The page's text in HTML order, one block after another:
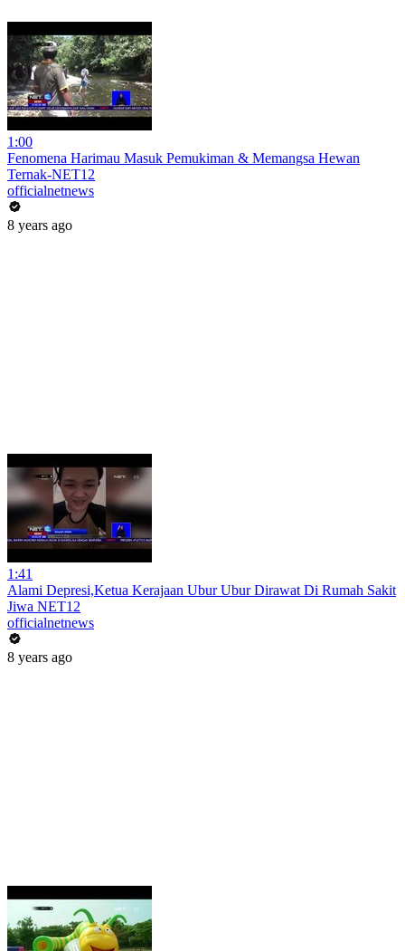
1:00
Fenomena Harimau Masuk Pemukiman & Memangsa Hewan
Ternak-NET12
officialnetnews
8 years ago
1:41
Alami Depresi,Ketua Kerajaan Ubur Ubur Dirawat Di Rumah Sakit
Jiwa NET12
officialnetnews
8 years ago